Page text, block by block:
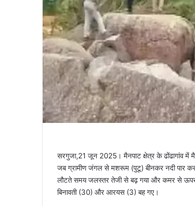
सरगुजा,21 जून 2025। मैनपाट क्षेत्र के ढोंढागांव में
जब ग्रामीण जंगल से मशरूम (पुटू) बीनकर नदी पार
लौटते समय जलस्तर तेजी से बढ़ गया और कमर से ऊपर
बिनावती (30) और आरयस (3) बह गए।